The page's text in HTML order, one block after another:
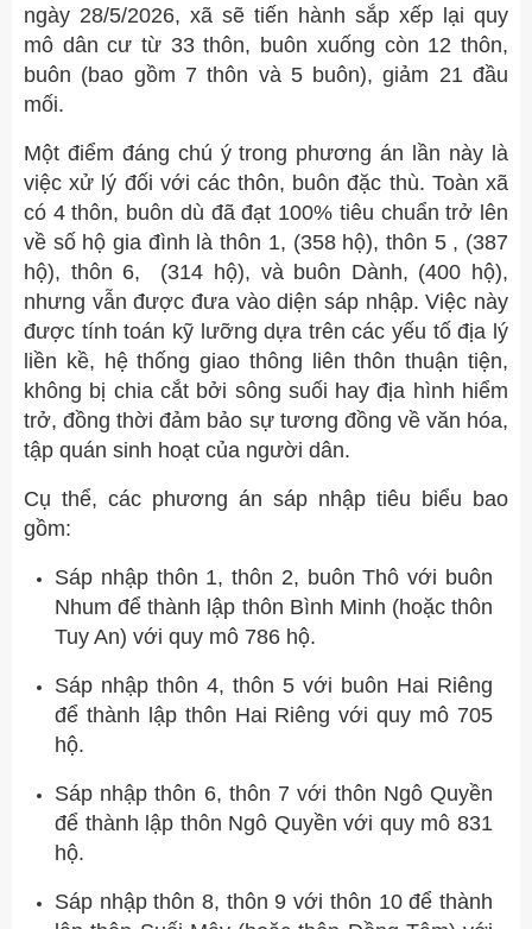
ngày 28/5/2026, xã sẽ tiến hành sắp xếp lại quy
mô dân cư từ 33 thôn, buôn xuống còn 12 thôn,
buôn (bao gồm 7 thôn và 5 buôn), giảm 21 đầu
mối.
Một điểm đáng chú ý trong phương án lần này là
việc xử lý đối với các thôn, buôn đặc thù. Toàn xã
có 4 thôn, buôn dù đã đạt 100% tiêu chuẩn trở lên
về số hộ gia đình là thôn 1, (358 hộ), thôn 5 , (387
hộ), thôn 6, (314 hộ), và buôn Dành, (400 hộ),
nhưng vẫn được đưa vào diện sáp nhập. Việc này
được tính toán kỹ lưỡng dựa trên các yếu tố địa lý
liền kề, hệ thống giao thông liên thôn thuận tiện,
không bị chia cắt bởi sông suối hay địa hình hiểm
trở, đồng thời đảm bảo sự tương đồng về văn hóa,
tập quán sinh hoạt của người dân.
Cụ thể, các phương án sáp nhập tiêu biểu bao
gồm:
Sáp nhập thôn 1, thôn 2, buôn Thô với buôn
Nhum để thành lập thôn Bình Minh (hoặc thôn
Tuy An) với quy mô 786 hộ.
Sáp nhập thôn 4, thôn 5 với buôn Hai Riêng
để thành lập thôn Hai Riêng với quy mô 705
hộ.
Sáp nhập thôn 6, thôn 7 với thôn Ngô Quyền
để thành lập thôn Ngô Quyền với quy mô 831
hộ.
Sáp nhập thôn 8, thôn 9 với thôn 10 để thành